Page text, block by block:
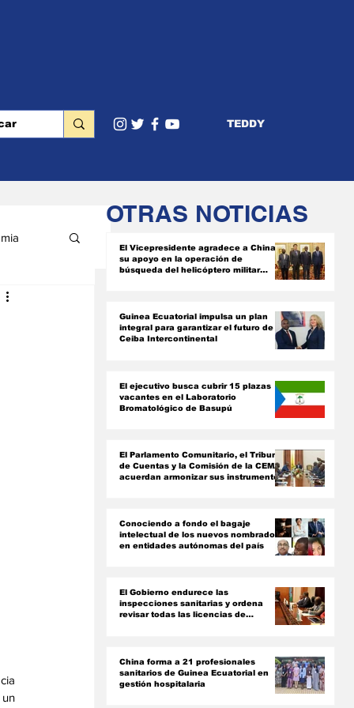
TEDDY
un
OTRAS NOTICIAS
El Vicepresidente agradece a China
su apoyo en la operación de
búsqueda del helicóptero militar
Guinea Ecuatorial impulsa un plan
integral para garantizar el futuro de
Ceiba Intercontinental
El ejecutivo busca cubrir 15 plazas
vacantes en el Laboratorio
Bromatológico de Basupú
El Parlamento Comunitario, el Tribunal
de Cuentas y la Comisión de la CEMAC
acuerdan armonizar sus instrumentos
Conociendo a fondo el bagaje
intelectual de los nuevos nombrados
en entidades autónomas del país ‎
El Gobierno endurece las
inspecciones sanitarias y ordena
revisar todas las licencias de
China forma a 21 profesionales
sanitarios de Guinea Ecuatorial en
gestión hospitalaria